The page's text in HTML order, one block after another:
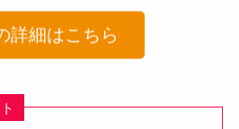
詳細はこちら